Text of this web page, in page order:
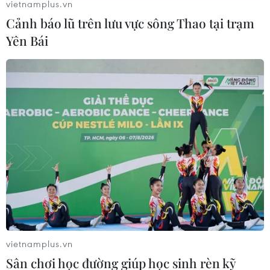
ANA hợp tác với hãng khởi nghiệp Mỹ đưa
taxi bay về Nhật Bản
15/02/2022 08:08
Tập đoàn hàng không của Nhật Bản ANA Holdings và
startup của Mỹ Joby Aviation sẽ hợp tác về hoạt động
vận hành chuyến bay, quản lý lưu lượng, phát triển cơ
sở hạ tầng và đào tạo phi công lái taxi bay.
vietnamplus.vn
Cảnh báo lũ trên lưu vực sông Thao tại trạm
Yên Bái
vietnamplus.vn
Sân chơi học đường giúp học sinh rèn kỹ